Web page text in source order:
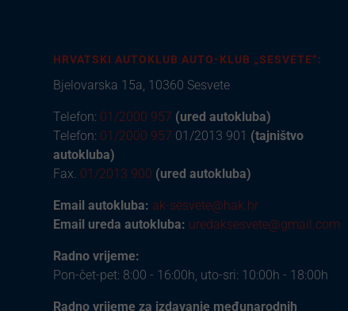
HRVATSKI AUTOKLUB AUTO-KLUB „SESVETE“:
Bjelovarska 15a, 10360 Sesvete
Telefon: 01/2000 957 (ured autokluba)
Telefon: 01/2000 957 01/2013 901 (tajništvo
autokluba)
Fax. 01/2013 900 (ured autokluba)
Email autokluba: ak-sesvete@hak.hr
Email ureda autokluba: uredaksesvete@gmail.com
Radno vrijeme:
Pon-čet-pet: 8:00 - 16:00h, uto-sri: 10:00h - 18:00h
Radno vrijeme za izdavanje međunarodnih